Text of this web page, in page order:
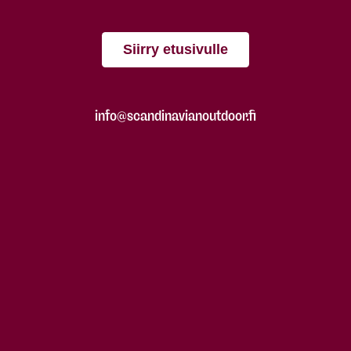
Siirry etusivulle
info@scandinavianoutdoor.fi